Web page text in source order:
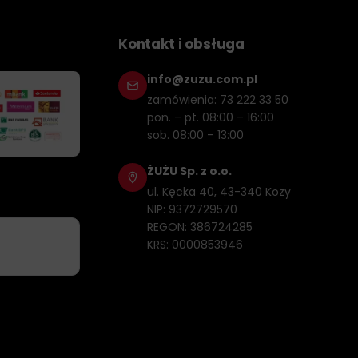
a jego żywotność zostanie przedłużona. Nasze oleje
najnowocześniejsze technologie i metody, aby
typów silników, w tym do silników benzynowych i
marki Mobil znajdują się oleje syntetyczne,
Kontakt i obsługa
info@zuzu.com.pl
zamówienia: 73 222 33 50
pon. – pt. 08:00 – 16:00
sob. 08:00 – 13:00
ŻUŻU Sp. z o.o.
ul. Kęcka 40, 43-340 Kozy
NIP: 9372729570
REGON: 386724285
KRS: 0000853946